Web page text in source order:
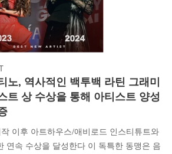
노, 역사적인 백투백 라틴 그래미
트 상 수상을 통해 아티스트 양성
이후 아트하우스/애비로드 인스티튜트와
연속 수상을 달성한다 이 독특한 동맹은 음